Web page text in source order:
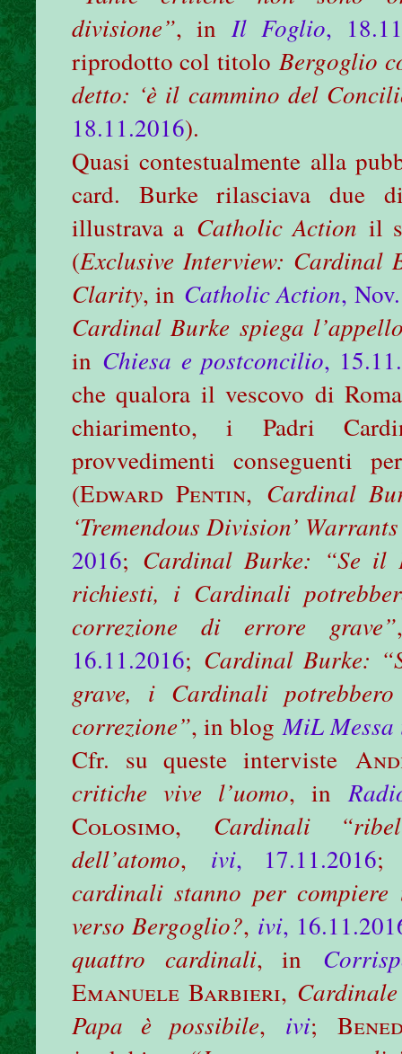
divisione”, inIl Foglio,
riprodotto col titoloBergoglio
detto: ‘è il cammino del
18.11.2016).
Quasi contestualmente alla
card. Burke rilasciava due
illustrava a Catholic Action il
(Exclusive Interview: Cardinal
Clarity, in Catholic Action,
Cardinal Burke spiega
in Chiesa e postconcilio,
che qualora il vescovo di
chiarimento, i Padri
provvedimenti conseguenti
(Edward Pentin, Cardinal
‘Tremendous Division’
2016; Cardinal Burke: “Se il
richiesti, i Cardinali
correzione di errore grave”
16.11.2016; Cardinal Burke:
grave, i Cardinali
correzione”, in blogMiL
Cfr. su queste interviste
critiche vive l’uomo, in
Colosimo, Cardinali
dell’atomo, ivi, 17.11.2016
cardinali stanno per compiere
verso Bergoglio?, ivi,
quattro cardinali, in
Emanuele Barbieri,
Papa è possibile, ivi;